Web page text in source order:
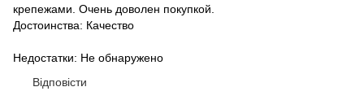
крепежами. Очень доволен покупкой.
Достоинства: Качество
Недостатки: Не обнаружено
Відповісти